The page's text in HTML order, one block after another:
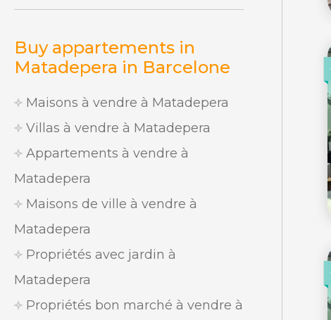
Buy appartements in
Matadepera in Barcelone
Maisons à vendre à Matadepera
Villas à vendre à Matadepera
Appartements à vendre à
Matadepera
Maisons de ville à vendre à
Matadepera
Propriétés avec jardin à
Matadepera
Propriétés bon marché à vendre à